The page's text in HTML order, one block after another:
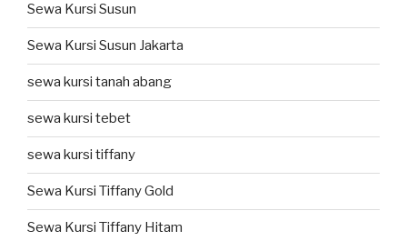
Sewa Kursi Susun
Sewa Kursi Susun Jakarta
sewa kursi tanah abang
sewa kursi tebet
sewa kursi tiffany
Sewa Kursi Tiffany Gold
Sewa Kursi Tiffany Hitam